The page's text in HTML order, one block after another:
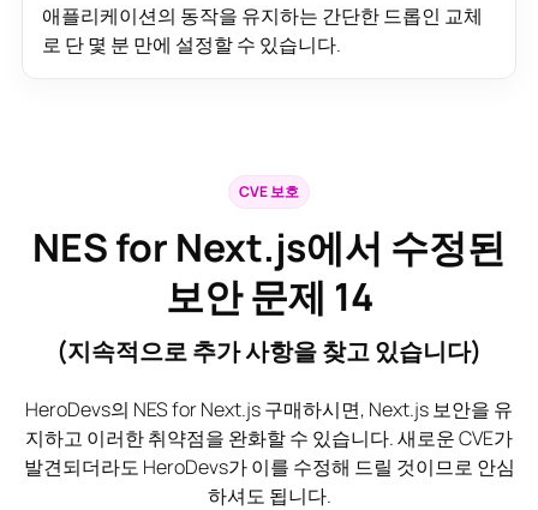
애플리케이션의 동작을 유지하는 간단한 드롭인 교체
로 단 몇 분 만에 설정할 수 있습니다.
CVE 보호
NES for Next.js에서 수정된
보안 문제 14
(지속적으로 추가 사항을 찾고 있습니다)
HeroDevs의 NES for Next.js 구매하시면, Next.js 보안을 유
지하고 이러한 취약점을 완화할 수 있습니다. 새로운 CVE가
발견되더라도 HeroDevs가 이를 수정해 드릴 것이므로 안심
하셔도 됩니다.